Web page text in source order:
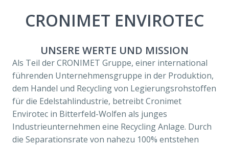
CRONIMET ENVIROTEC
UNSERE WERTE UND MISSION
Als Teil der CRONIMET Gruppe, einer international
führenden Unternehmensgruppe in der Produktion,
dem Handel und Recycling von Legierungsrohstoffen
für die Edelstahlindustrie, betreibt Cronimet
Envirotec in Bitterfeld-Wolfen als junges
Industrieunternehmen eine Recycling Anlage. Durch
die Separationsrate von nahezu 100% entstehen